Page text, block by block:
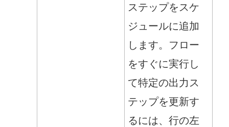
ステップをスケ
ジュールに追加
します。フロー
をすぐに実行し
て特定の出力ス
テップを更新す
るには、行の左